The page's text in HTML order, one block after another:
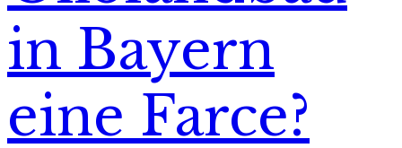
in Bayern
eine Farce?